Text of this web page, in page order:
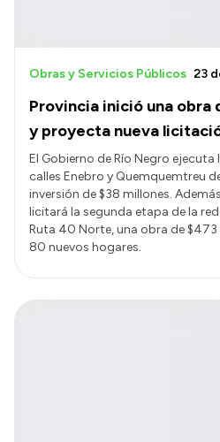
Provincia inició una obra
y proyecta nueva
Obras y Servicios Públicos 23
El Gobierno de Río Negro ejecuta
calles Enebro y Quemquemtreu
inversión de $38 millones.
licitará la segunda etapa de la
Ruta 40 Norte, una obra de $473
80 nuevos hogares.